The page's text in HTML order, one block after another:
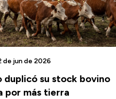
duplicó su stock bovino
por más tierra
de jun de 2026